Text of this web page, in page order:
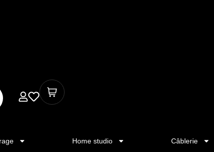
Home studio Câblerie